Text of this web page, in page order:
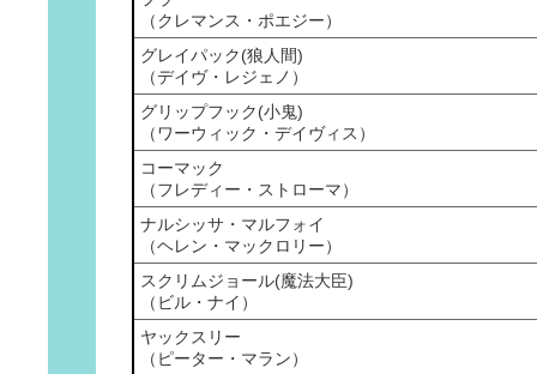
（クレマンス・ポエジー）
グレイパック(狼人間)
（デイヴ・レジェノ）
グリップフック(小鬼)
（ワーウィック・デイヴィス）
コーマック
（フレディー・ストローマ）
ナルシッサ・マルフォイ
（ヘレン・マックロリー）
スクリムジョール(魔法大臣)
（ビル・ナイ）
ヤックスリー
（ピーター・マラン）